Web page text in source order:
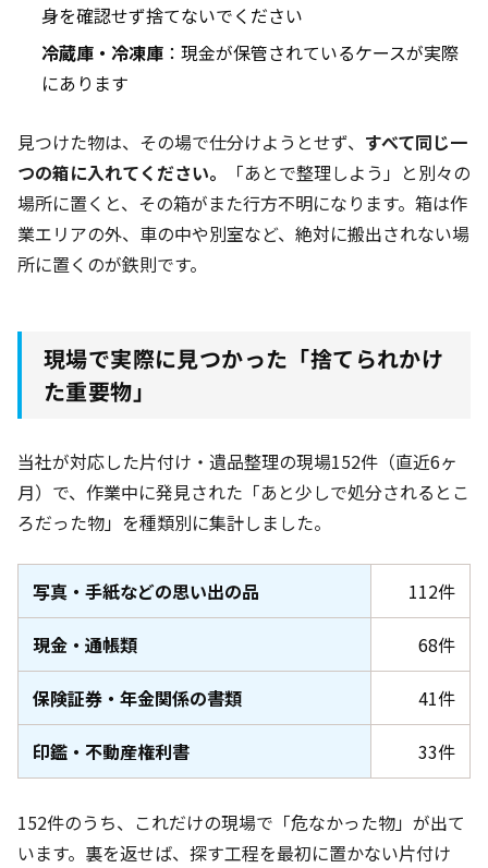
身を確認せず捨てないでください
冷蔵庫・冷凍庫 ：現金が保管されているケースが実際
にあります
見つけた物は、その場で仕分けようとせず、 すべて同じ一
つの箱に入れてください。
「あとで整理しよう」と別々の
場所に置くと、その箱がまた行方不明になります。箱は作
業エリアの外、車の中や別室など、絶対に搬出されない場
所に置くのが鉄則です。
現場で実際に見つかった「捨てられかけ
た重要物」
当社が対応した片付け・遺品整理の現場152件 （直近6ヶ
月）で、作業中に発見された「あと少しで処分されるとこ
ろだった物」を種類別に集計しました。
写真・手紙などの思い出の品 112件
現金・通帳類 68件
保険証券・年金関係の書類 41件
印鑑・不動産権利書 33件
152件のうち、これだけの現場で「危なかった物」が出て
います。裏を返せば、探す工程を最初に置かない片付け